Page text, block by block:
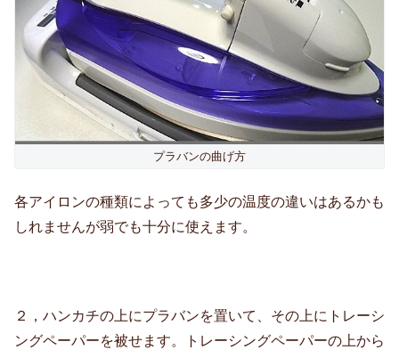
プラバンの曲げ方
各アイロンの種類によっても多少の温度の違いはあるかも
しれませんが弱でも十分に使えます。
２，ハンカチの上にプラバンを置いて、その上にトレーシ
ングペーパーを被せます。トレーシングペーパーの上から